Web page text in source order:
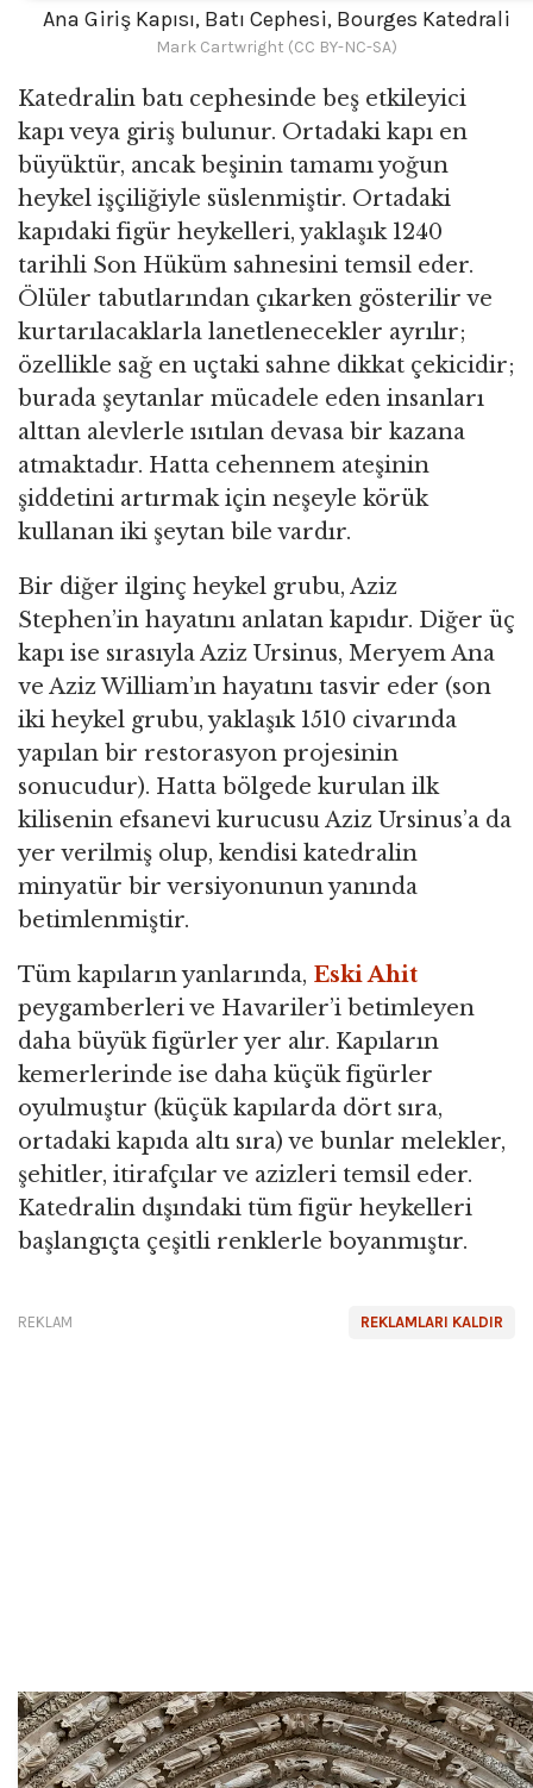
Ana Giriş Kapısı, Batı Cephesi, Bourges Katedrali
Mark Cartwright (CC BY-NC-SA)
Katedralin batı cephesinde beş etkileyici
kapı veya giriş bulunur. Ortadaki kapı en
büyüktür, ancak beşinin tamamı yoğun
heykel işçiliğiyle süslenmiştir. Ortadaki
kapıdaki figür heykelleri, yaklaşık 1240
tarihli Son Hüküm sahnesini temsil eder.
Ölüler tabutlarından çıkarken gösterilir ve
kurtarılacaklarla lanetlenecekler ayrılır;
özellikle sağ en uçtaki sahne dikkat çekicidir;
burada şeytanlar mücadele eden insanları
alttan alevlerle ısıtılan devasa bir kazana
atmaktadır. Hatta cehennem ateşinin
şiddetini artırmak için neşeyle körük
kullanan iki şeytan bile vardır.
Bir diğer ilginç heykel grubu, Aziz
Stephen’in hayatını anlatan kapıdır. Diğer üç
kapı ise sırasıyla Aziz Ursinus, Meryem Ana
ve Aziz William’ın hayatını tasvir eder (son
iki heykel grubu, yaklaşık 1510 civarında
yapılan bir restorasyon projesinin
sonucudur). Hatta bölgede kurulan ilk
kilisenin efsanevi kurucusu Aziz Ursinus’a da
yer verilmiş olup, kendisi katedralin
minyatür bir versiyonunun yanında
betimlenmiştir.
Tüm kapıların yanlarında, Eski Ahit
peygamberleri ve Havariler’i betimleyen
daha büyük figürler yer alır. Kapıların
kemerlerinde ise daha küçük figürler
oyulmuştur (küçük kapılarda dört sıra,
ortadaki kapıda altı sıra) ve bunlar melekler,
şehitler, itirafçılar ve azizleri temsil eder.
Katedralin dışındaki tüm figür heykelleri
başlangıçta çeşitli renklerle boyanmıştır.
REKLAMLARI KALDIR
REKLAM